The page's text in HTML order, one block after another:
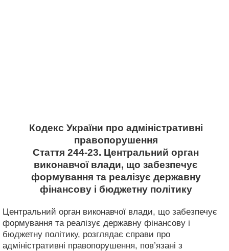
Кодекс України про адміністративні
правопорушення
Стаття 244-23. Центральний орган
виконавчої влади, що забезпечує
формування та реалізує державну
фінансову і бюджетну політику
Центральний орган виконавчої влади, що забезпечує
формування та реалізує державну фінансову і
бюджетну політику, розглядає справи про
адміністративні правопорушення, пов’язані з